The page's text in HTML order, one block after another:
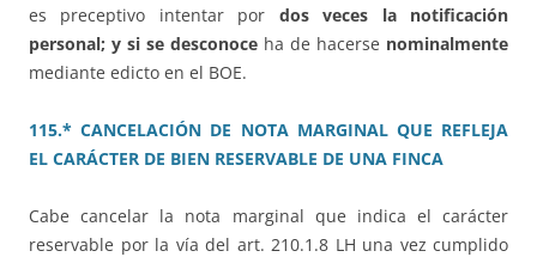
es preceptivo intentar por dos veces la notificación
personal; y si se desconoce ha de hacerse nominalmente
mediante edicto en el BOE.
115.* CANCELACIÓN DE NOTA MARGINAL QUE REFLEJA
EL CARÁCTER DE BIEN RESERVABLE DE UNA FINCA
Cabe cancelar la nota marginal que indica el carácter
reservable por la vía del art. 210.1.8 LH una vez cumplido